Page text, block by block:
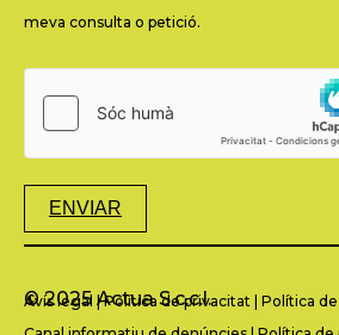
meva consulta o petició.
ENVIAR
© 2025 Actua S.c.c.l.
Avís legal |Política de privacitat Política